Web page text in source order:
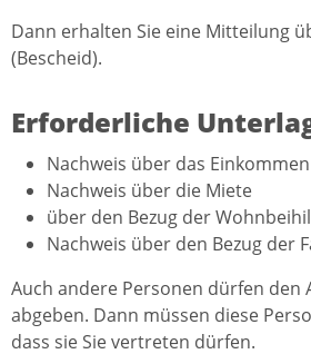
Dann erhalten Sie eine Mitteilung
(Bescheid).
Erforderliche
Nachweis über das Einkommen
Nachweis über die Miete
über den Bezug der
Nachweis über den Bezug der
Auch andere Personen dürfen den
abgeben. Dann müssen diese
dass sie Sie vertreten dürfen.